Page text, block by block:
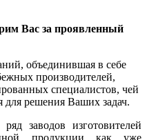
Вас за проявленный
объединившая в себе
производителей,
специалистов, чей
для решения Ваших задач.
заводов изготовителей